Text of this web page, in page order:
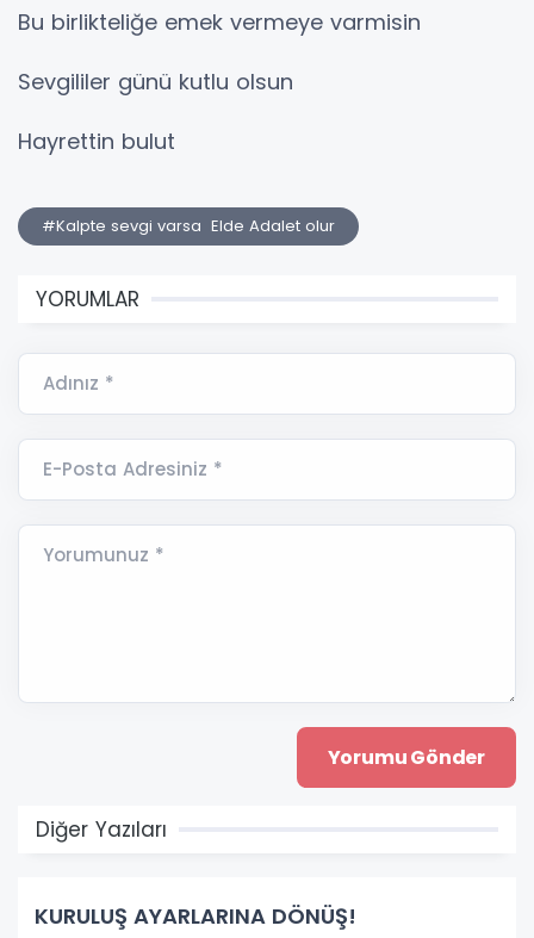
Bu birlikteliğe emek vermeye varmisin
Sevgililer günü kutlu olsun
Hayrettin bulut
#Kalpte sevgi varsa Elde Adalet olur
YORUMLAR
Adınız *
E-Posta Adresiniz *
Yorumunuz *
Diğer Yazıları
KURULUŞ AYARLARINA DÖNÜŞ!